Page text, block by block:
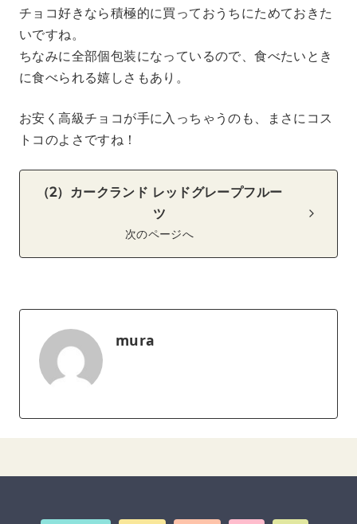
チョコ好きなら積極的に買っておうちにためておきた
いですね。
ちなみに全部個包装になっているので、食べたいとき
に食べられる嬉しさもあり。
お安く高級チョコが手に入っちゃうのも、まさにコス
トコのよさですね！
（2）カークランド レッドグレープフルー
ツ
次のページへ
mura